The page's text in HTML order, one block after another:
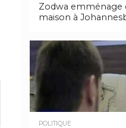
Zodwa emménage
maison à
POLITIQUE